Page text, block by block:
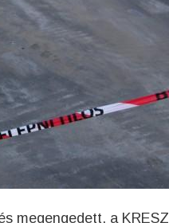
megengedett, a KRESZ